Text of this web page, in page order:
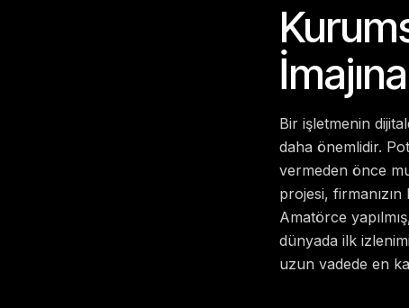
Bir işletmenin
daha önemlidir.
vermeden önce
projesi,
Amatörce
dünyada ilk
uzun vadede en